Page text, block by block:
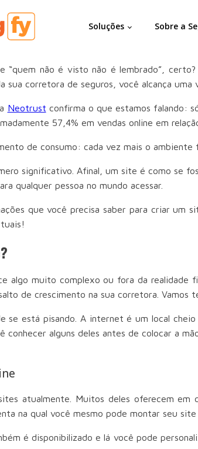
Soluções Sobre a
“quem não é visto não é lembrado”,
sua corretora de seguros, você alcança
Neotrust confirma o que estamos falando:
57,4% em vendas online em
de consumo: cada vez mais o
significativo. Afinal, um site é como se
qualquer pessoa no mundo acessar.
que você precisa saber para criar
algo muito complexo ou fora da
de crescimento na sua corretora. Vamos
se está pisando. A internet é um local
alguns deles antes de colocar a
atualmente. Muitos deles oferecem
na qual você mesmo pode montar seu
é disponibilizado e lá você pode